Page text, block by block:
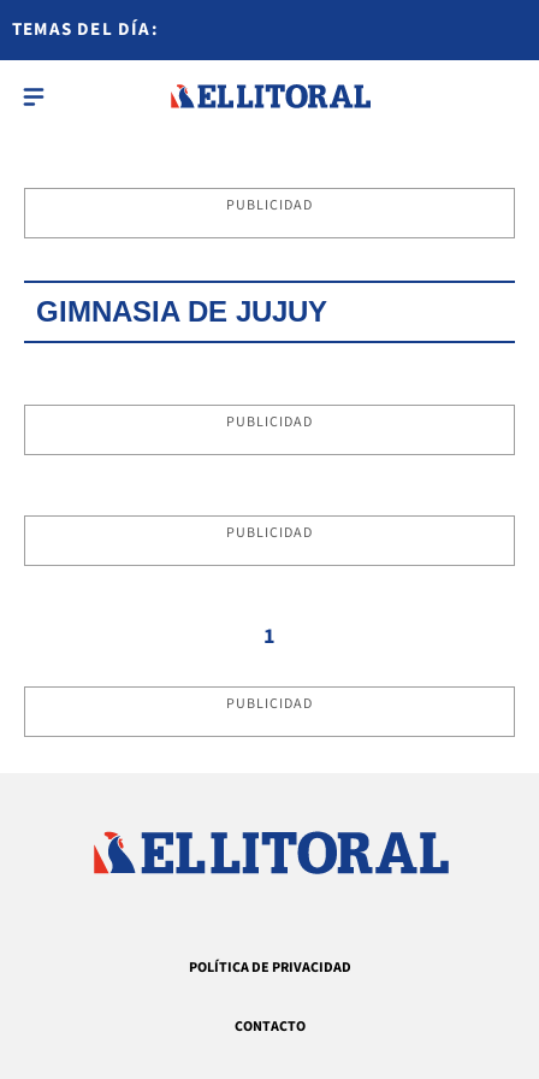
TEMAS DEL DÍA:
PUBLICIDAD
GIMNASIA DE JUJUY
PUBLICIDAD
PUBLICIDAD
1
PUBLICIDAD
POLÍTICA DE PRIVACIDAD
CONTACTO